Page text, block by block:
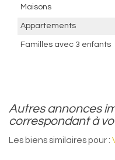
Maisons
Appartements
Familles avec 3 enfants
autres annonces immobilières
correspondant à
Les biens similaires pour :